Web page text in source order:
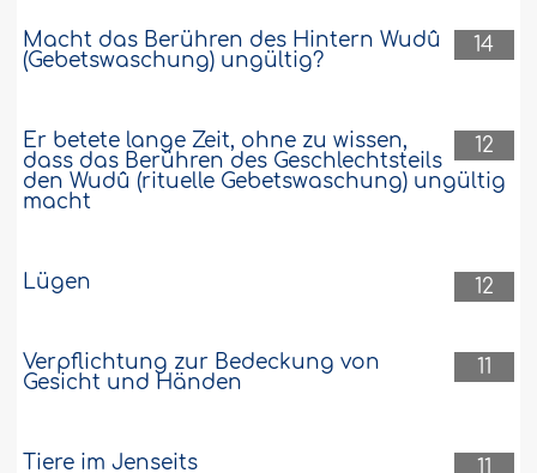
14
Macht das Berühren des Hintern Wudû
(Gebetswaschung) ungültig?
12
Er betete lange Zeit, ohne zu wissen,
dass das Berühren des Geschlechtsteils
den Wudû (rituelle Gebetswaschung) ungültig
macht
12
Lügen
11
Verpflichtung zur Bedeckung von
Gesicht und Händen
11
Tiere im Jenseits